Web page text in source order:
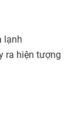
lạnh
ra hiện tượng